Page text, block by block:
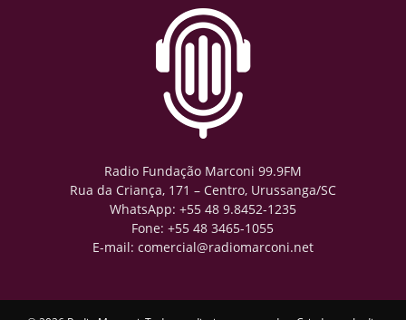
Radio Fundação Marconi 99.9FM
Rua da Criança, 171 – Centro, Urussanga/SC
WhatsApp: +55 48 9.8452-1235
Fone: +55 48 3465-1055
E-mail: comercial@radiomarconi.net